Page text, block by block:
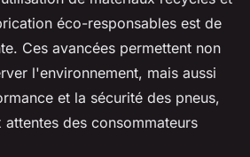
éco-responsables est de
Ces avancées permettent non
l'environnement, mais aussi
et la sécurité des pneus,
des consommateurs